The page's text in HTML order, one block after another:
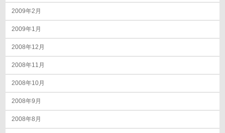
2009年2月
2009年1月
2008年12月
2008年11月
2008年10月
2008年9月
2008年8月